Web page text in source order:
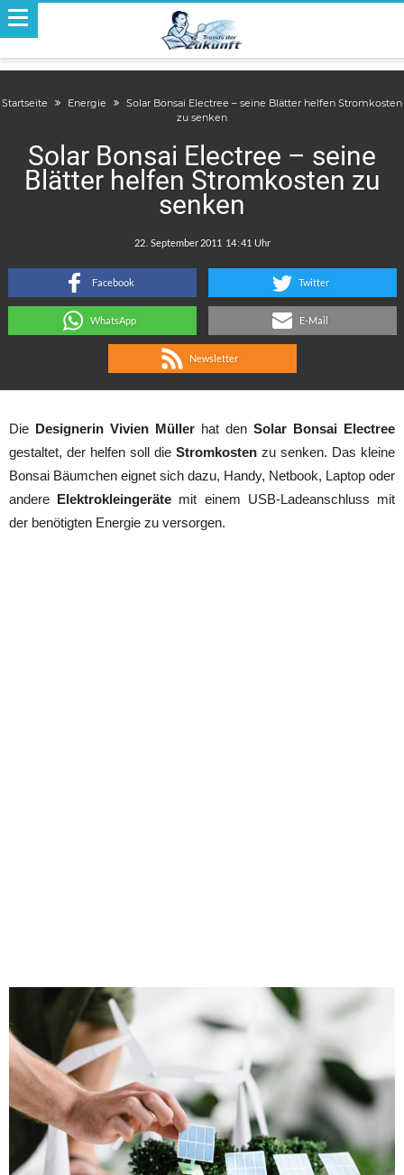
Startseite Energie
Solar Bonsai Electree – seine Blätter helfen Stromkosten
zu senken
Solar Bonsai Electree – seine
Blätter helfen Stromkosten zu
senken
:
Facebook Twitter
WhatsApp E-Mail
Newsletter
Die Designerin Vivien Müller hat den Solar Bonsai Electree
gestaltet, der helfen soll die Stromkosten zu senken. Das kleine
Bonsai Bäumchen eignet sich dazu, Handy, Netbook, Laptop oder
andere Elektrokleingeräte mit einem USB-Ladeanschluss mit
der benötigten Energie zu versorgen.